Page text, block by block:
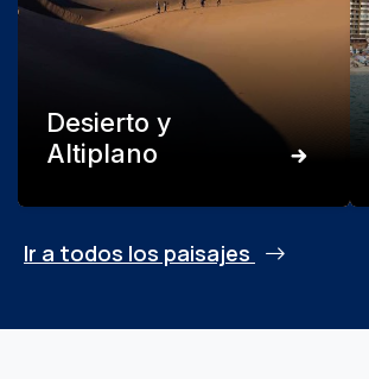
Desierto y
Altiplano
Ir a todos los paisajes